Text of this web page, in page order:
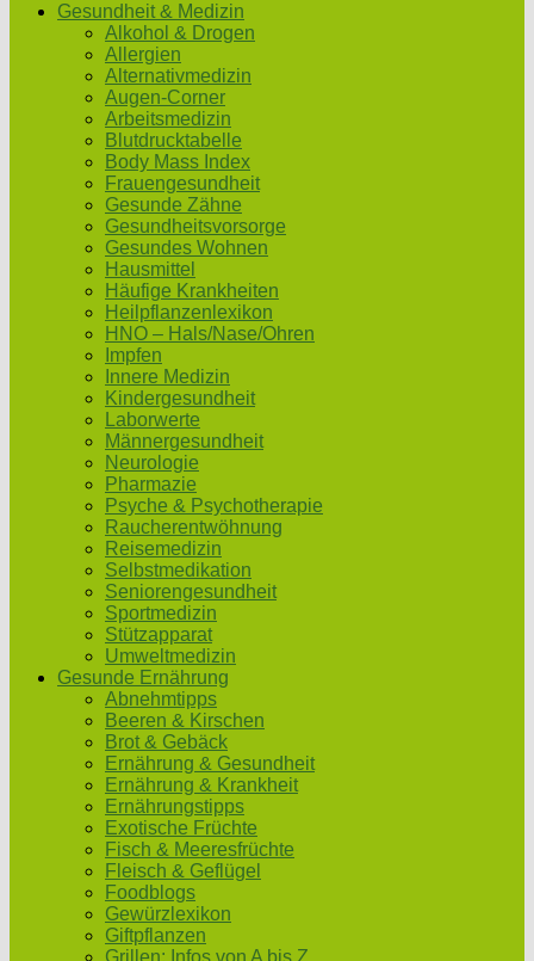
Gesundheit & Medizin
Alkohol & Drogen
Allergien
Alternativmedizin
Augen-Corner
Arbeitsmedizin
Blutdrucktabelle
Body Mass Index
Frauengesundheit
Gesunde Zähne
Gesundheitsvorsorge
Gesundes Wohnen
Hausmittel
Häufige Krankheiten
Heilpflanzenlexikon
HNO – Hals/Nase/Ohren
Impfen
Innere Medizin
Kindergesundheit
Laborwerte
Männergesundheit
Neurologie
Pharmazie
Psyche & Psychotherapie
Raucherentwöhnung
Reisemedizin
Selbstmedikation
Seniorengesundheit
Sportmedizin
Stützapparat
Umweltmedizin
Gesunde Ernährung
Abnehmtipps
Beeren & Kirschen
Brot & Gebäck
Ernährung & Gesundheit
Ernährung & Krankheit
Ernährungstipps
Exotische Früchte
Fisch & Meeresfrüchte
Fleisch & Geflügel
Foodblogs
Gewürzlexikon
Giftpflanzen
Grillen: Infos von A bis Z